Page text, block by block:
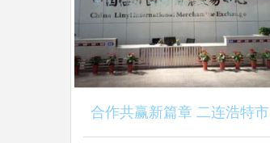
合作共赢新篇章 二连浩特市